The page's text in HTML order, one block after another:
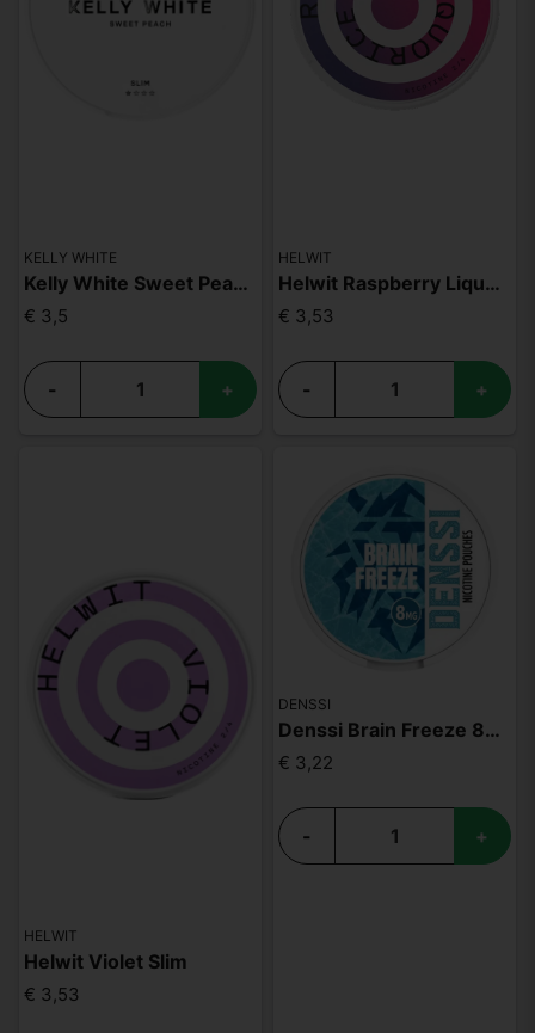
KELLY WHITE
Kelly White Sweet Peach Slim
€ 3,5
- +
HELWIT
Helwit Raspberry Liquorice
€ 3,53
- +
HELWIT
Helwit Violet Slim
€ 3,53
DENSSI
Denssi Brain Freeze 8mg
€ 3,22
- +